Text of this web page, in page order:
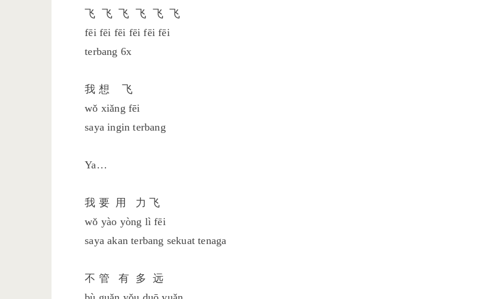
飞 飞 飞 飞 飞 飞
fēi fēi fēi fēi fēi fēi
terbang 6x
我 想 飞
wǒ xiǎng fēi
saya ingin terbang
Ya…
我 要 用 力 飞
wǒ yào yòng lì fēi
saya akan terbang sekuat tenaga
不 管 有 多 远